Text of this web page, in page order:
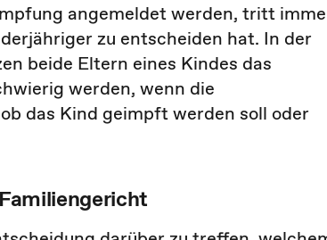
angemeldet werden, tritt
zu entscheiden hat. In der
beide Eltern eines Kindes das
werden, wenn die
das Kind geimpft werden soll oder